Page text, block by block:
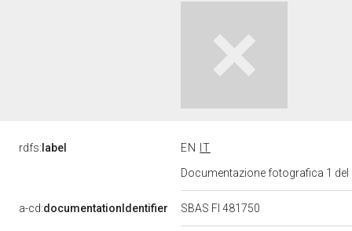
rdfs: label EN
IT
Documentazione fotografica 1
a-cd:documentationIdentifier SBAS FI 481750